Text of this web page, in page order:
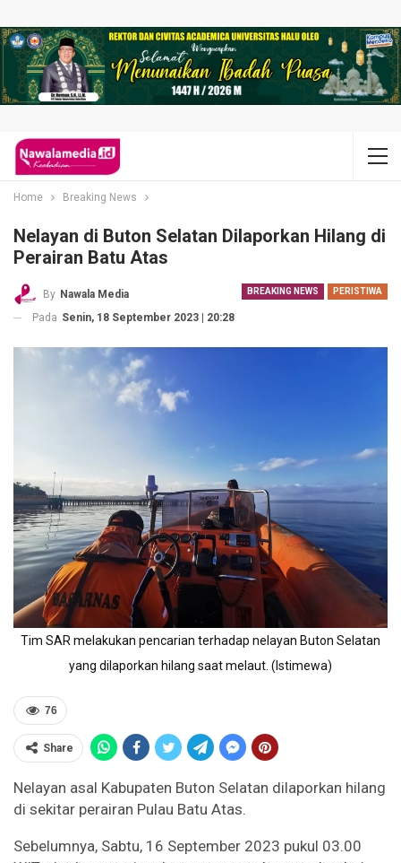
Home Breaking News
Nelayan di Buton Selatan Dilaporkan Hilang di
Perairan Batu Atas
BREAKING NEWS PERISTIWA
By Nawala Media
Pada Senin, 18 September 2023 | 20:28
Tim SAR melakukan pencarian terhadap nelayan Buton Selatan
yang dilaporkan hilang saat melaut. (Istimewa)
76
Share
Nelayan asal Kabupaten Buton Selatan dilaporkan hilang
di sekitar perairan Pulau Batu Atas.
Sebelumnya, Sabtu, 16 September 2023 pukul 03.00